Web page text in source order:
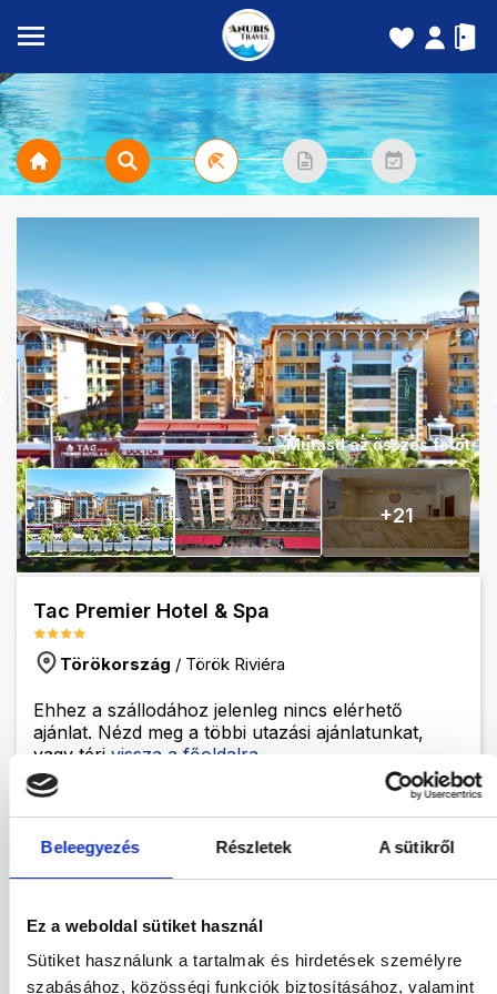
Beleegyezés Részletek A sütikről
Ez a weboldal sütiket használ
Sütiket használunk a tartalmak és hirdetések személyre
szabásához, közösségi funkciók biztosításához, valamint
Mutasd az összes fotót
+21
Tac Premier Hotel & Spa
Törökország / Török Riviéra
Ehhez a szállodához jelenleg nincs elérhető
ajánlat. Nézd meg a többi utazási ajánlatunkat,
vagy térj vissza a főoldalra.
Hotel leírás Program leírás
Várható menetrend Térkép
Hotel leírás